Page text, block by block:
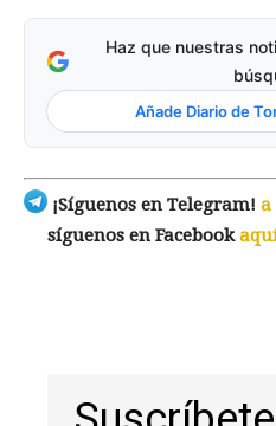
Haz que nuestras
Añade Diario de
¡Síguenos en Telegram! a
síguenos en Facebook